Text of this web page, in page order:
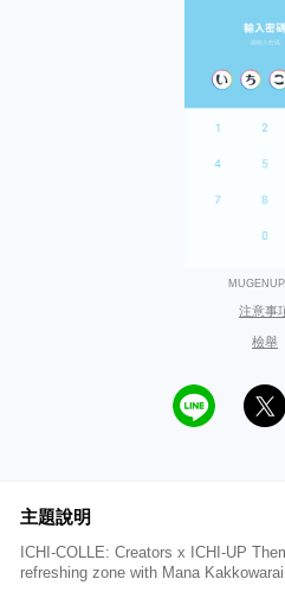
注意事
檢舉
主題說明
ICHI-COLLE: Creators x ICHI-UP
refreshing zone with Mana